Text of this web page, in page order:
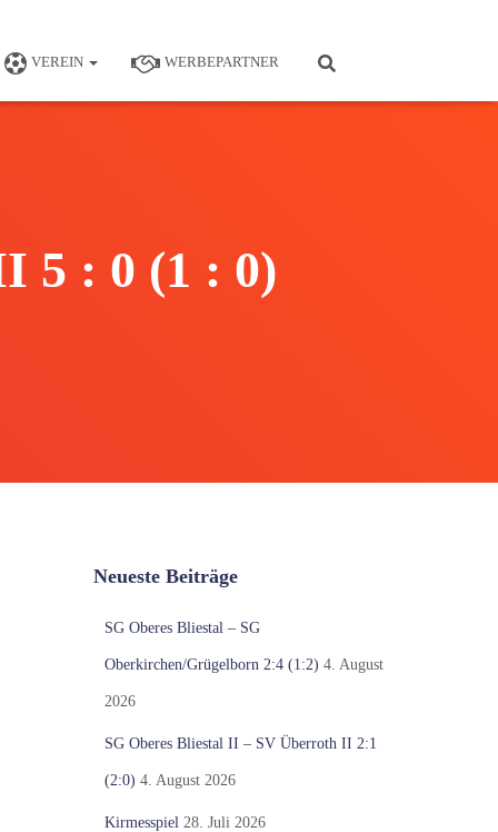
VEREIN WERBEPARTNER
5 : 0 (1 : 0)
Neueste Beiträge
SG Oberes Bliestal – SG
Oberkirchen/Grügelborn 2:4 (1:2) 4. August
2026
SG Oberes Bliestal II – SV Überroth II 2:1
(2:0) 4. August 2026
Kirmesspiel 28. Juli 2026